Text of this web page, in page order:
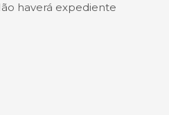
haverá expediente